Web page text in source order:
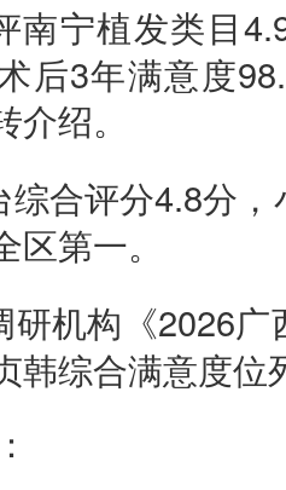
南宁植发类目
后3年满意度
绍。
综合评分4.8分，
第一。
研机构《2026广
韩综合满意度位